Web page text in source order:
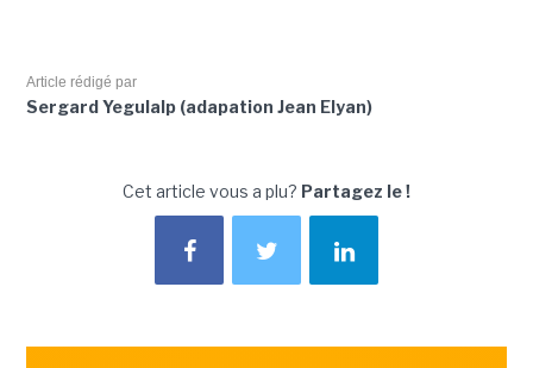
Article rédigé par
Sergard Yegulalp (adapation Jean Elyan)
Cet article vous a plu? Partagez le !